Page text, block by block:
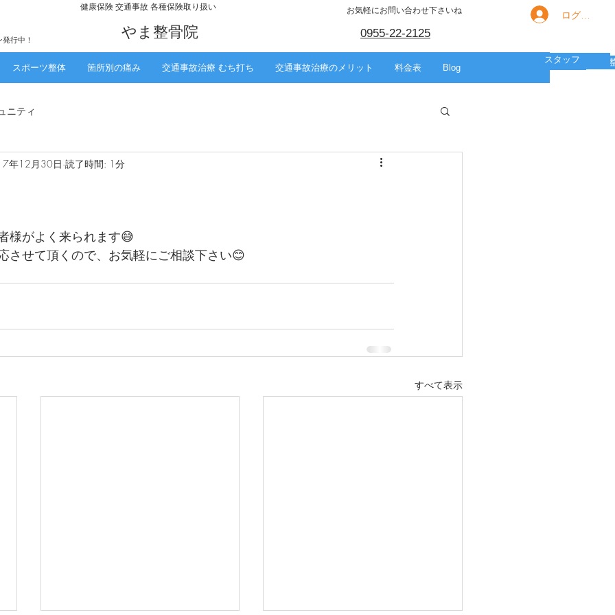
行中！
​健康保険 交通事故 各種保険取り扱い
​やま整骨院
お気軽にお問い合わせ下さいね
0955-22-2125
ログイン
スポーツ整体 箇所別の痛み 交通事故治療 むち打ち 交通事故治療のメリット 料金表 Blog
スポーツ
美容整体
箇所別の痛み
HOME
スタッフ
ニティ
年12月30日 読了時間: 1分
様がよく来られます😅
させて頂くので、お気軽にご相談下さい😊
すべて表示